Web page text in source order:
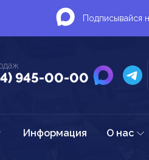
Подписывайся
945-00-00
Информация О нас